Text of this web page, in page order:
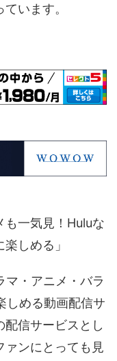
います。
も一気見！Huluな
しめる」
マ・アニメ・バラ
しめる動画配信サ
信サービスとし
ァンにとっても見